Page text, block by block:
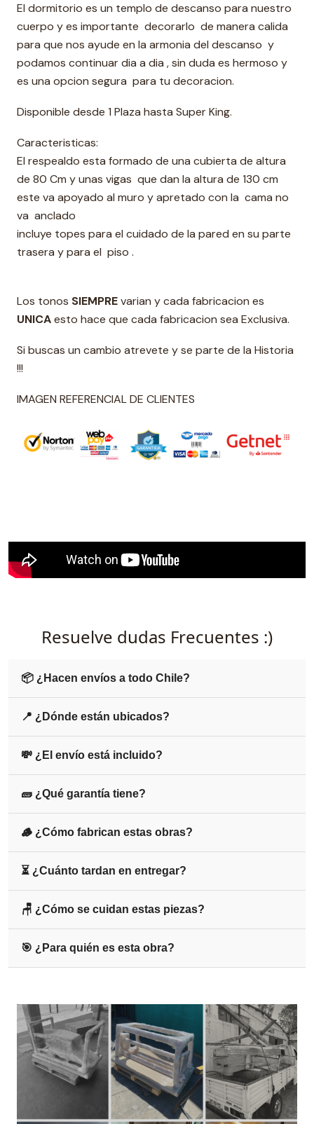
El dormitorio es un templo de descanso para nuestro
cuerpo y es importante decorarlo de manera calida
para que nos ayude en la armonia del descanso y
podamos continuar dia a dia , sin duda es hermoso y
es una opcion segura para tu decoracion.
Disponible desde 1 Plaza hasta Super King.
Caracteristicas:
El respealdo esta formado de una cubierta de altura
de 80 Cm y unas vigas que dan la altura de 130 cm
este va apoyado al muro y apretado con la cama no
va anclado
incluye topes para el cuidado de la pared en su parte
trasera y para el piso .
Los tonos SIEMPREvarian y cada fabricacion es
UNICAesto hace que cada fabricacion sea Exclusiva.
Si buscas un cambio atrevete y se parte de la Historia
!!!
IMAGEN REFERENCIAL DE CLIENTES
iv style="position:relative;padding-
bottom:56.25%;height:0;overflow:hidden;">
Resuelve dudas Frecuentes :)
📦 ¿Hacen envíos a todo Chile?
📍 ¿Dónde están ubicados?
💸 ¿El envío está incluido?
🧱 ¿Qué garantía tiene?
🪵 ¿Cómo fabrican estas obras?
⏳ ¿Cuánto tardan en entregar?
🪑 ¿Cómo se cuidan estas piezas?
🎯 ¿Para quién es esta obra?